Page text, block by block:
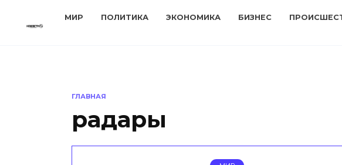
МИР ПОЛИТИКА ЭКОНОМИКА БИЗНЕС
ГЛАВНАЯ
радары